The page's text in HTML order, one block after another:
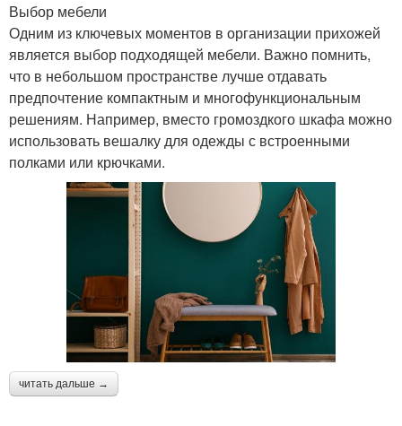
Выбор мебели
Одним из ключевых моментов в организации прихожей
является выбор подходящей мебели. Важно помнить,
что в небольшом пространстве лучше отдавать
предпочтение компактным и многофункциональным
решениям. Например, вместо громоздкого шкафа можно
использовать вешалку для одежды с встроенными
полками или крючками.
читать дальше →